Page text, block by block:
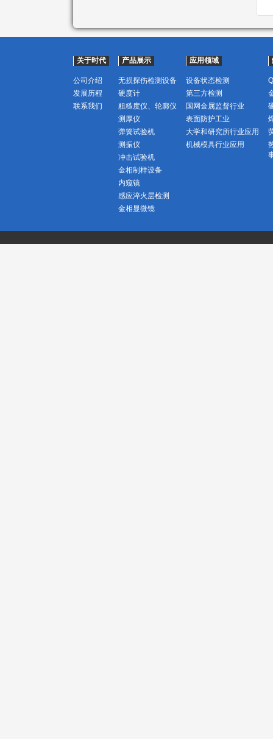
关于时代
公司介绍
发展历程
联系我们
产品展示
无损探伤检测设备
硬度计
粗糙度仪、轮廓仪
测厚仪
弹簧试验机
测振仪
冲击试验机
金相制样设备
内窥镜
感应淬火层检测
金相显微镜
应用领域
设备状态检测
第三方检测
国网金属监督行业
表面防护工业
大学和研究所行业应用
机械模具行业应用